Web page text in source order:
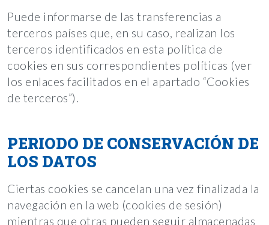
Puede informarse de las transferencias a
terceros países que, en su caso, realizan los
terceros identificados en esta política de
cookies en sus correspondientes políticas (ver
los enlaces facilitados en el apartado “Cookies
de terceros”).
PERIODO DE CONSERVACIÓN DE
LOS DATOS
Ciertas cookies se cancelan una vez finalizada la
navegación en la web (cookies de sesión)
mientras que otras pueden seguir almacenadas